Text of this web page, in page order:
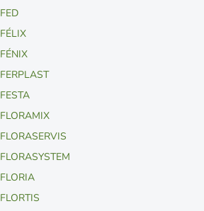
FED
FÉLIX
FÉNIX
FERPLAST
FESTA
FLORAMIX
FLORASERVIS
FLORASYSTEM
FLORIA
FLORTIS